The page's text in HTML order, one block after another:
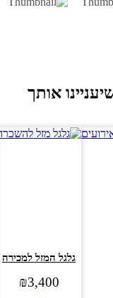
אותך
גלגל המזל למכירה
₪3,400